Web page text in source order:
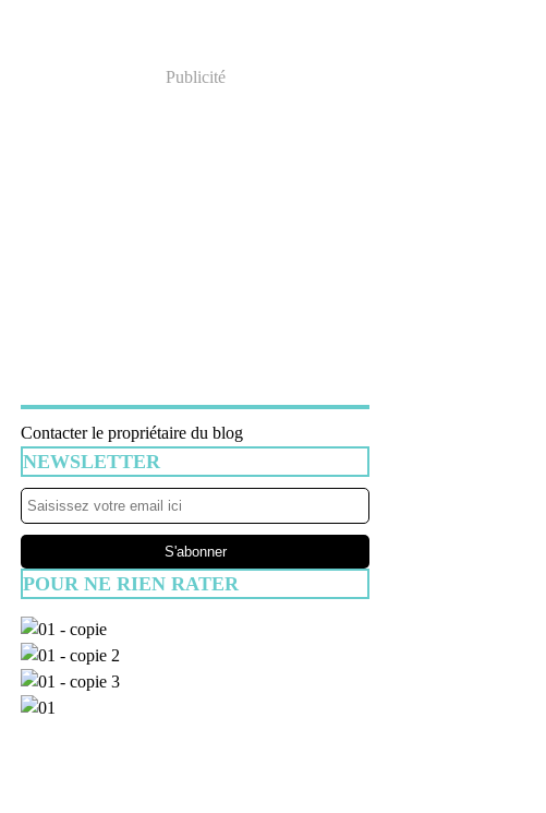
Publicité
Contacter le propriétaire du blog
NEWSLETTER
POUR NE RIEN RATER